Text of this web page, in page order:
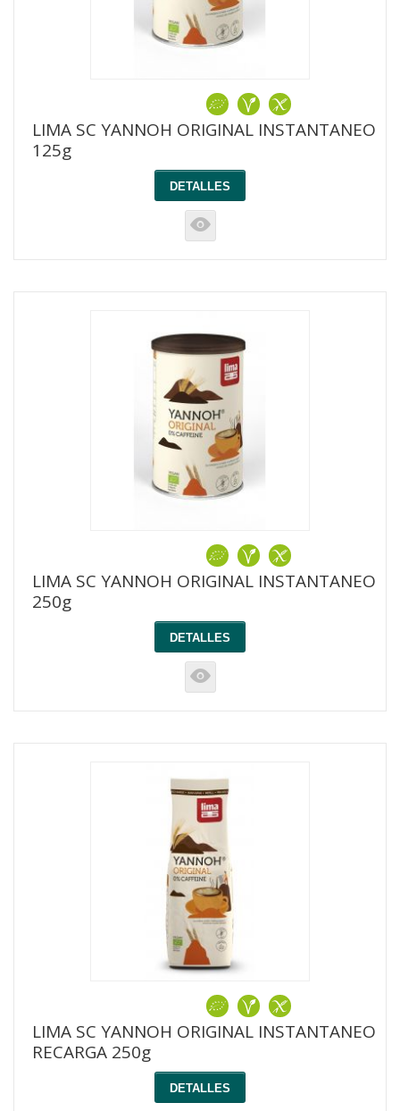
LIMA SC YANNOH ORIGINAL INSTANTANEO
125g
DETALLES
K
LIMA SC YANNOH ORIGINAL INSTANTANEO
250g
DETALLES
K
LIMA SC YANNOH ORIGINAL INSTANTANEO
RECARGA 250g
DETALLES